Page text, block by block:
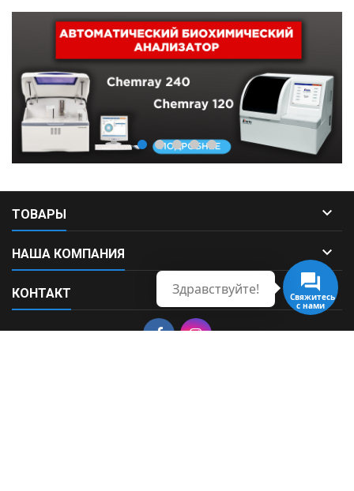
ТОВАРЫ 
НАША КОМПАНИЯ 
КОНТАКТ 
Свяжитесь
с нами
Здравствуйте!